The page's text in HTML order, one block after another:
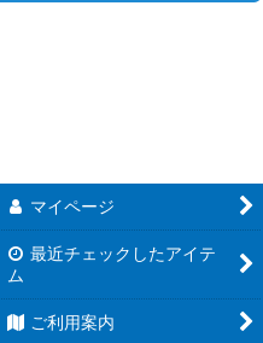
ゥン
クション
マイページ
最近チェックしたアイテ
ム
ご利用案内